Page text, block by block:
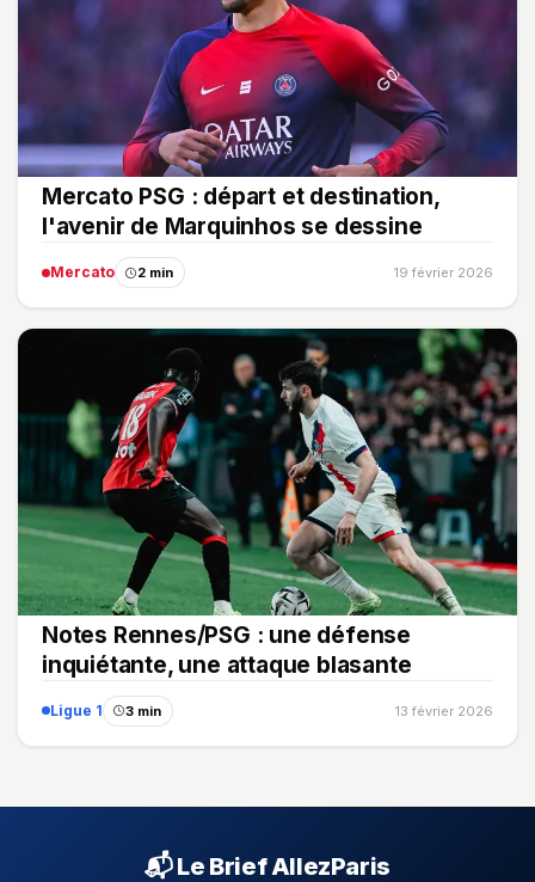
Mercato PSG : départ et destination,
l'avenir de Marquinhos se dessine
Mercato 2 min 19 février 2026
Notes Rennes/PSG : une défense
inquiétante, une attaque blasante
Ligue 1 3 min 13 février 2026
📬 Le Brief AllezParis